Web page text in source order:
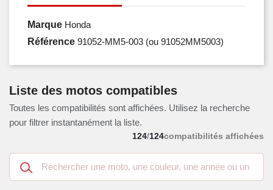
Marque Honda
Référence 91052-MM5-003 (ou 91052MM5003)
Liste des motos compatibles
Toutes les compatibilités sont affichées. Utilisez la recherche
pour filtrer instantanément la liste.
124/124compatibilités affichées
Recherche
dans
les